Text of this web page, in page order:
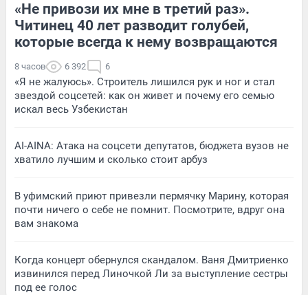
«Не привози их мне в третий раз».
Читинец 40 лет разводит голубей,
которые всегда к нему возвращаются
8 часов 6 392 6
«Я не жалуюсь». Строитель лишился рук и ног и стал
звездой соцсетей: как он живет и почему его семью
искал весь Узбекистан
AI-AINA: Атака на соцсети депутатов, бюджета вузов не
хватило лучшим и сколько стоит арбуз
В уфимский приют привезли пермячку Марину, которая
почти ничего о себе не помнит. Посмотрите, вдруг она
вам знакома
Когда концерт обернулся скандалом. Ваня Дмитриенко
извинился перед Линочкой Ли за выступление сестры
под ее голос